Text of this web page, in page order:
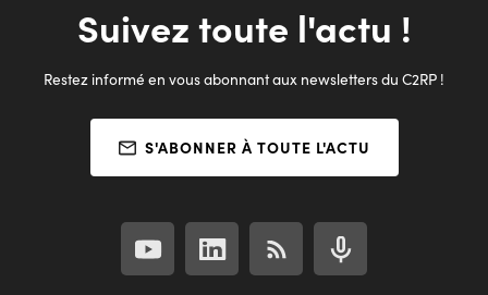
Suivez toute l'actu !
Restez informé en vous abonnant aux newsletters du C2RP !
S'ABONNER À TOUTE L'ACTU